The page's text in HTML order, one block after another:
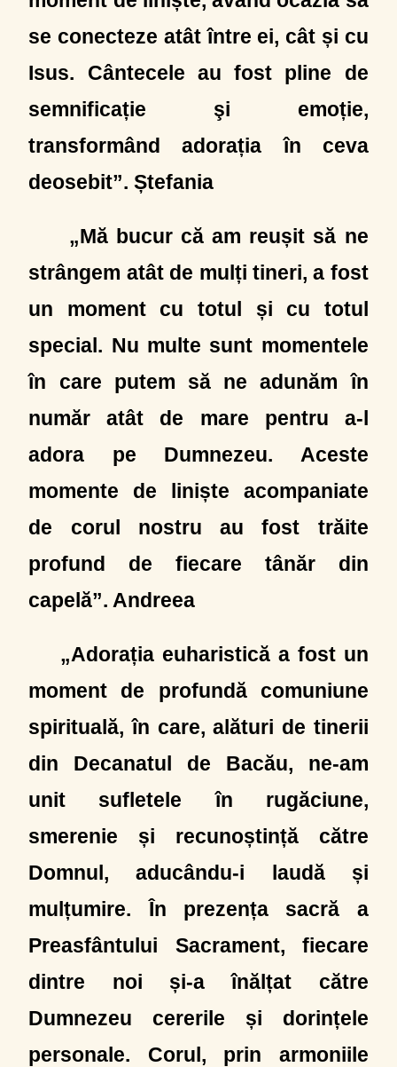
se conecteze atât între ei, cât și cu
Isus. Cântecele au fost pline de
semnificație şi emoție,
transformând adorația în ceva
deosebit”. Ștefania
„Mă bucur că am reușit să ne
strângem atât de mulți tineri, a fost
un moment cu totul și cu totul
special. Nu multe sunt momentele
în care putem să ne adunăm în
număr atât de mare pentru a-l
adora pe Dumnezeu. Aceste
momente de liniște acompaniate
de corul nostru au fost trăite
profund de fiecare tânăr din
capelă”. Andreea
„Adorația euharistică a fost un
moment de profundă comuniune
spirituală, în care, alături de tinerii
din Decanatul de Bacău, ne-am
unit sufletele în rugăciune,
smerenie și recunoștință către
Domnul, aducându-i laudă și
mulțumire. În prezența sacră a
Preasfântului Sacrament, fiecare
dintre noi și-a înălțat către
Dumnezeu cererile și dorințele
personale. Corul, prin armoniile